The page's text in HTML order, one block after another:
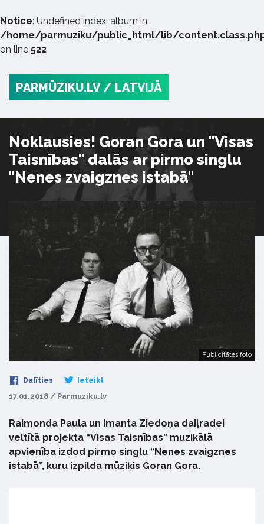
Notice: Undefined index: album in
/home/parmuziku/public_html/lib/
on line 522
PARMŪZIKU.LV / LATVIJĀ
Noklausies! Goran Gora un "Visas
Taisnības" dalās ar pirmo singlu
"Nenes zvaigznes istabā"
Publicitātes foto
Dalīties Ieteikt
17.01.2018 / Parmuziku.lv
Raimonda Paula un Imanta Ziedoņa daiļradei
veltītā projekta “Visas Taisnības” muzikālā
apvienība izdod pirmo singlu “Nenes zvaigznes
istabā”, kuru izpilda mūziķis Goran Gora.